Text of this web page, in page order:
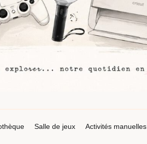
Salle de jeux Activités manuelles